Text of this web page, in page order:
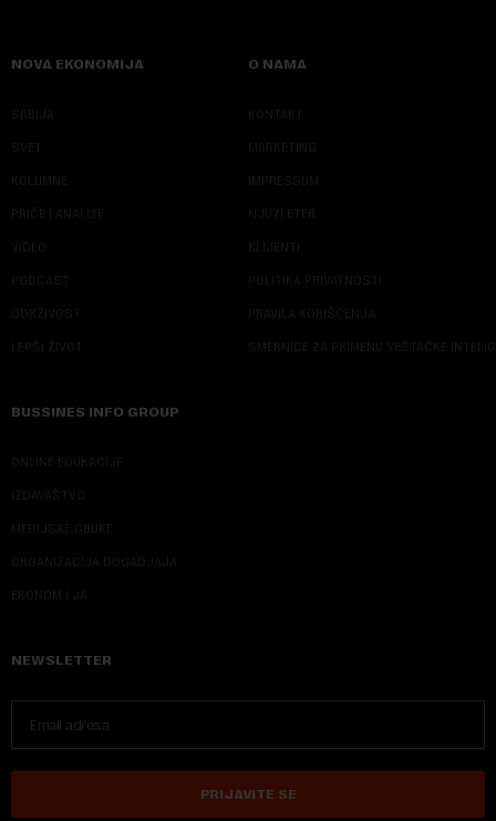
NOVA EKONOMIJA
SRBIJA
SVET
KOLUMNE
PRIČE I ANALIZE
VIDEO
PODCAST
ODRŽIVOST
LEPŠI ŽIVOT
O NAMA
KONTAKT
MARKETING
IMPRESSUM
NJUZLETER
KLIJENTI
POLITIKA PRIVATNOSTI
PRAVILA KORIŠĆENJA
SMERNICE ZA PRIMENU VEŠTAČKE
BUSSINES INFO GROUP
ONLINE EDUKACIJE
IZDAVAŠTVO
MEDIJSKE OBUKE
ORGANIZACIJA DOGADJAJA
EKONOM I JA
NEWSLETTER
PRIJAVITE SE